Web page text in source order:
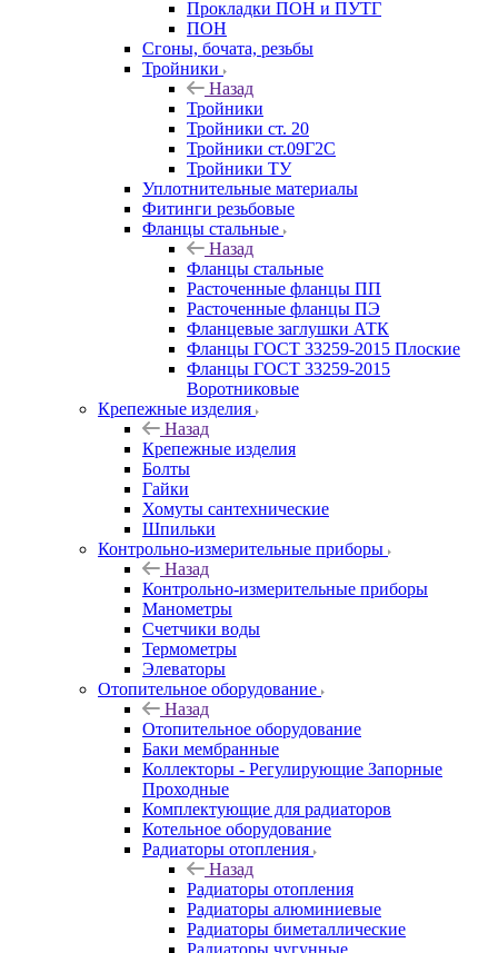
Прокладки ПОН и ПУТГ
ПОН
Сгоны, бочата, резьбы
Тройники
Назад
Тройники
Тройники ст. 20
Тройники ст.09Г2С
Тройники ТУ
Уплотнительные материалы
Фитинги резьбовые
Фланцы стальные
Назад
Фланцы стальные
Расточенные фланцы ПП
Расточенные фланцы ПЭ
Фланцевые заглушки АТК
Фланцы ГОСТ 33259-2015 Плоские
Фланцы ГОСТ 33259-2015
Воротниковые
Крепежные изделия
Назад
Крепежные изделия
Болты
Гайки
Хомуты сантехнические
Шпильки
Контрольно-измерительные приборы
Назад
Контрольно-измерительные приборы
Манометры
Счетчики воды
Термометры
Элеваторы
Отопительное оборудование
Назад
Отопительное оборудование
Баки мембранные
Коллекторы - Регулирующие Запорные
Проходные
Комплектующие для радиаторов
Котельное оборудование
Радиаторы отопления
Назад
Радиаторы отопления
Радиаторы алюминиевые
Радиаторы биметаллические
Радиаторы чугунные